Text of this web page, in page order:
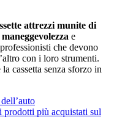
attrezzi munite di
maneggevolezza e
che devono
con i loro strumenti.
cassetta senza sforzo in
più acquistati sul